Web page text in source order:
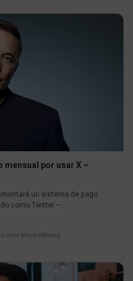
mensual por usar X –
un sistema de pago
como Twitter –...
MarketNews